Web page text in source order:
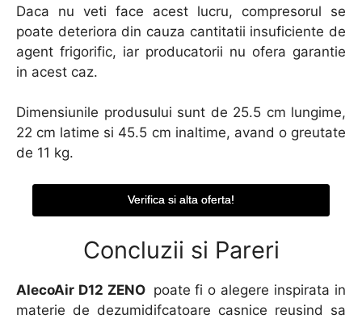
Daca nu veti face acest lucru, compresorul se
poate deteriora din cauza cantitatii insuficiente de
agent frigorific, iar producatorii nu ofera garantie
in acest caz.
Dimensiunile produsului sunt de 25.5 cm lungime,
22 cm latime si 45.5 cm inaltime, avand o greutate
de 11 kg.
Verifica si alta oferta!
Concluzii si Pareri
AlecoAir D12 ZENO poate fi o alegere inspirata in
materie de dezumidifcatoare casnice reusind sa